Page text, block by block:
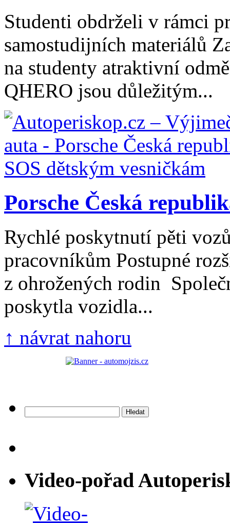
Studenti obdrželi v rámci
samostudijních materiálů
na studenty atraktivní
QHERO jsou důležitým...
Porsche Česká
Rychlé poskytnutí pěti
pracovníkům Postupné
z ohrožených rodin
poskytla vozidla...
↑ návrat nahoru
Video-pořad